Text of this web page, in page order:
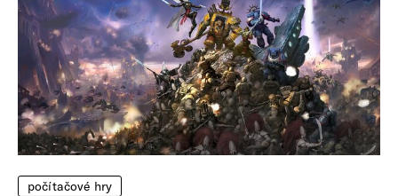
počítačové hry